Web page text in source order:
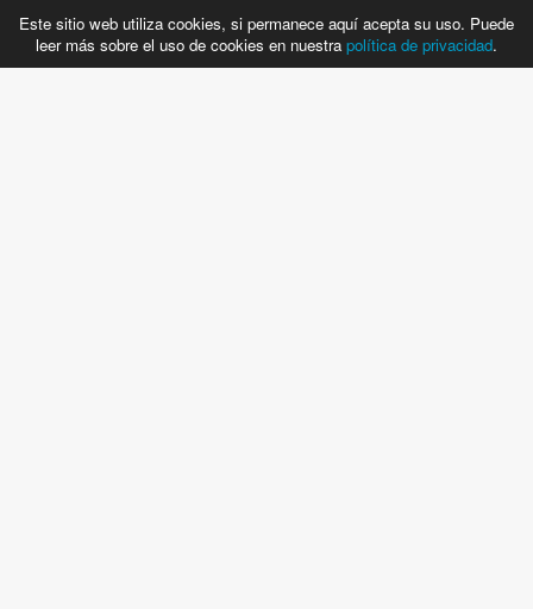
Este sitio web utiliza cookies, si permanece aquí acepta su uso. Puede
leer más sobre el uso de cookies en nuestra política de privacidad.